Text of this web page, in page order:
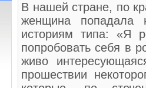
отличаются от сайтов,
ОГНИ МОСКВЫ
ИМЕНИТЫХ
хожу по квартире,
остановку, где
Куда мы едем в такую рань?
участие. Ах, да. Я же забыла
восточного ...
РЕКЛАМНО
Тульском
В нашей стране, по
женщина попадала
историям типа: «Я
попробовать себя в
живо
прошествии